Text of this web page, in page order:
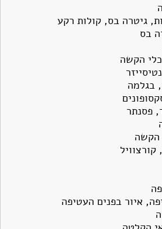
גיטרה בס, קולות רקע
בס
הקשה
בגלמה
פסנתר
הקשה
קורצוויל
איור בפנים העטיפה